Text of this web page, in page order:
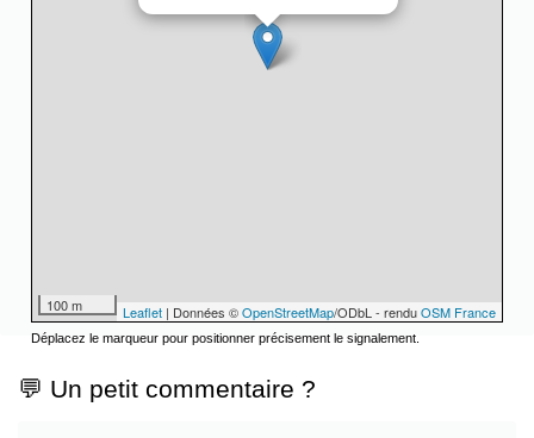
100 m Leaflet | Données ©OpenStreetMap/ODbL - renduOSM France
Déplacez le marqueur pour positionner précisement le signalement.
💬 Un petit commentaire ?